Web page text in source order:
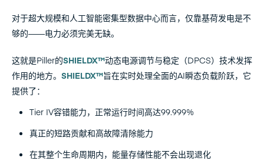
对于超大规模和人工智能密集型数据中心而言，仅靠基荷发电是不
够的——电力必须完美无缺。
这就是Piller的SHIELDX™动态电源调节与稳定（DPCS）技术发挥
作用的地方。 SHIELDX™旨在实时处理全面的AI瞬态负载阶跃，它
提供了：
Tier IV容错能力，正常运行时间高达99.999%
真正的短路贡献和高故障清除能力
在其整个生命周期内，能量存储性能不会出现退化